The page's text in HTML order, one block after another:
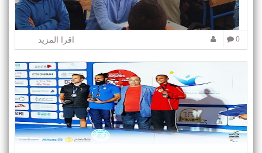
اقرا المزيد 0